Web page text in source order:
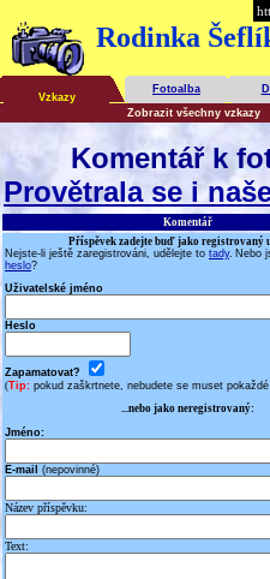
Rodinka
Vzkazy
Fotoalba
Zobrazit všechny vzkazy
Komentář k
Provětrala se i
Komentář
Příspěvek zadejte buď jako registrovaný
Nejste-li ještě zaregistrováni, udělejte to tady. Nebo
heslo?
Uživatelské jméno
Heslo
Zapamatovat?
(Tip: pokud zaškrtnete, nebudete se muset
...nebo jako neregistrovaný:
Jméno:
E-mail (nepovinné)
Název příspěvku:
Text: